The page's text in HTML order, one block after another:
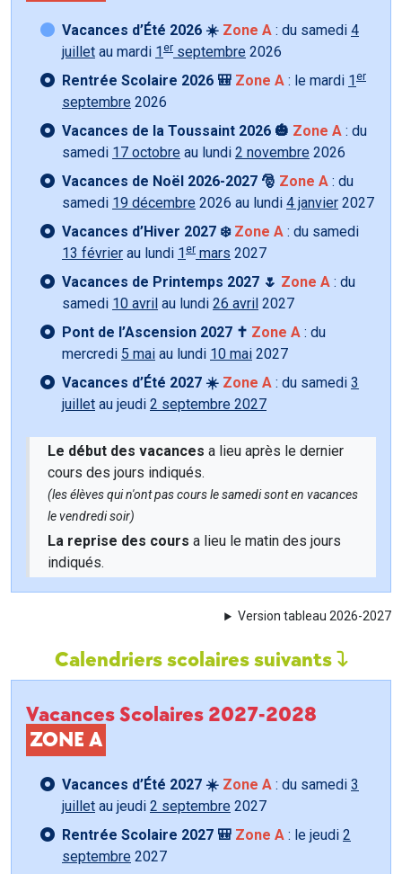
Vacances d’Été 2026 ☀️ Zone A : du samedi 4
juillet au mardi 1 er septembre 2026
Rentrée Scolaire 2026 🎒 Zone A : le mardi 1 er
septembre 2026
Vacances de la Toussaint 2026 🎃 Zone A : du
samedi 17 octobre au lundi 2 novembre 2026
Vacances de Noël 2026-2027 🎅 Zone A : du
samedi 19 décembre 2026 au lundi 4 janvier 2027
Vacances d’Hiver 2027 ❄️ Zone A : du samedi
13 février au lundi 1 er mars 2027
Vacances de Printemps 2027 🌷 Zone A : du
samedi 10 avril au lundi 26 avril 2027
Pont de l’Ascension 2027 ✝️ Zone A : du
mercredi 5 mai au lundi 10 mai 2027
Vacances d’Été 2027 ☀️ Zone A : du samedi 3
juillet au jeudi 2 septembre 2027
Le début des vacances a lieu après le dernier
cours des jours indiqués.
(les élèves qui n'ont pas cours le samedi sont en vacances
le vendredi soir)
La reprise des cours a lieu le matin des jours
indiqués.
Version tableau 2026-2027
Calendriers scolaires suivants
Vacances Scolaires 2027-2028
ZONE A
Vacances d’Été 2027 ☀️ Zone A : du samedi 3
juillet au jeudi 2 septembre 2027
Rentrée Scolaire 2027 🎒 Zone A : le jeudi 2
septembre 2027